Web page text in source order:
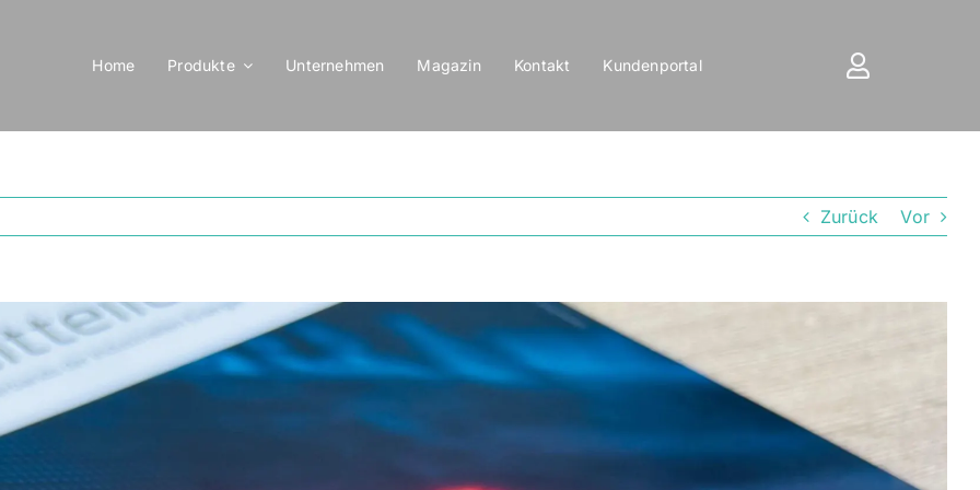
Home Produkte Unternehmen Magazin Kontakt Kundenportal
Zurück Vor